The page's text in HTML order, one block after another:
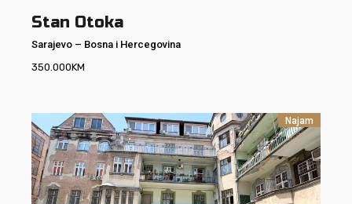
Stan Otoka
Sarajevo – Bosna i Hercegovina
350.000KM
Najam